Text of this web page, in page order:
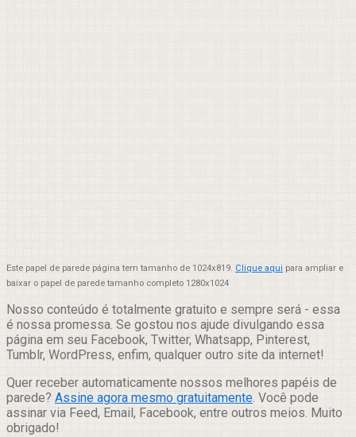
Este papel de parede página tem tamanho de 1024x819. Clique aqui para ampliar e
baixar o papel de parede tamanho completo 1280x1024
Nosso conteúdo é totalmente gratuito e sempre será - essa
é nossa promessa. Se gostou nos ajude divulgando essa
página em seu Facebook, Twitter, Whatsapp, Pinterest,
Tumblr, WordPress, enfim, qualquer outro site da internet!
Quer receber automaticamente nossos melhores papéis de
parede? Assine agora mesmo gratuitamente. Você pode
assinar via Feed, Email, Facebook, entre outros meios. Muito
obrigado!